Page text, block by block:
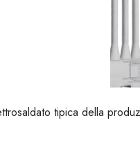
tipica della